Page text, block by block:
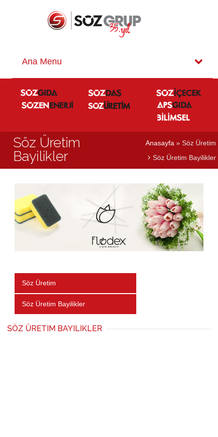
Söz Üretim
Bayilikler
Anasayfa » Söz Üretim
Söz Üretim Bayilikler
Söz Üretim
Söz Üretim Bayilikler
SÖZ ÜRETIM BAYILIKLER